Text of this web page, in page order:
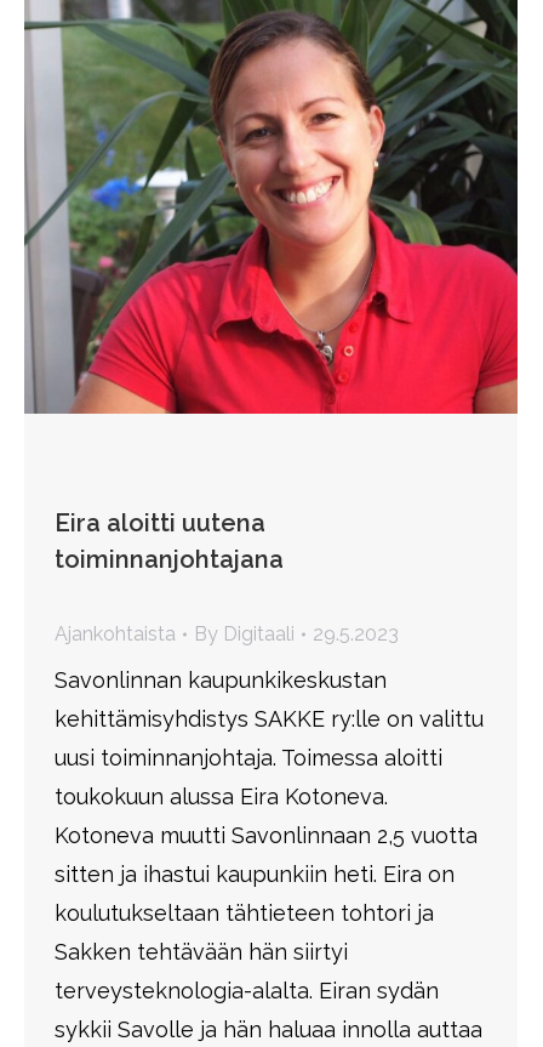
Eira aloitti uutena
toiminnanjohtajana
Ajankohtaista By Digitaali 29.5.2023
Savonlinnan kaupunkikeskustan
kehittämisyhdistys SAKKE ry:lle on valittu
uusi toiminnanjohtaja. Toimessa aloitti
toukokuun alussa Eira Kotoneva.
Kotoneva muutti Savonlinnaan 2,5 vuotta
sitten ja ihastui kaupunkiin heti. Eira on
koulutukseltaan tähtieteen tohtori ja
Sakken tehtävään hän siirtyi
terveysteknologia-alalta. Eiran sydän
sykkii Savolle ja hän haluaa innolla auttaa